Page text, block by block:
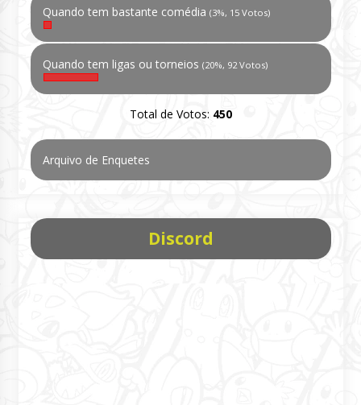
Quando tem bastante comédia (3%, 15 Votos)
Quando tem ligas ou torneios (20%, 92 Votos)
Total de Votos: 450
Arquivo de Enquetes
Discord